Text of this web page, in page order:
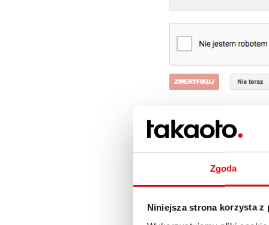
Zgoda
Niniejsza strona korzysta z
Spis
1
52. Analityka